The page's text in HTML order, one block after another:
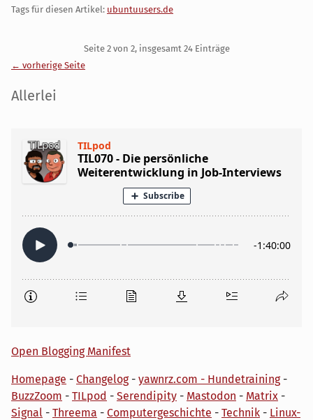
Tags für diesen Artikel: ubuntuusers.de
Seite 2 von 2, insgesamt 24 Einträge
← vorherige Seite
Seitenleiste
Allerlei
Open Blogging Manifest
Homepage - Changelog- yawnrz.com - Hundetraining-
BuzzZoom - TILpod - Serendipity - Mastodon - Matrix -
Signal - Threema - Computergeschichte - Technik - Linux-